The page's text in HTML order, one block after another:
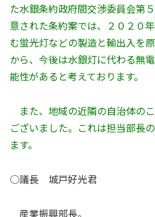
た水銀条約政府間交渉委員会第
意された条約案では、２０２０
む蛍光灯などの製造と輸出入を
から、今後は水銀灯に代わる無
能性があると考えております。
また、地域の近隣の自治体の
ございました。これは担当部長
ます。
○議長 城戸好光君
産業振興部長。